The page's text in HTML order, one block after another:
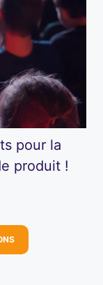
pour la
produit !